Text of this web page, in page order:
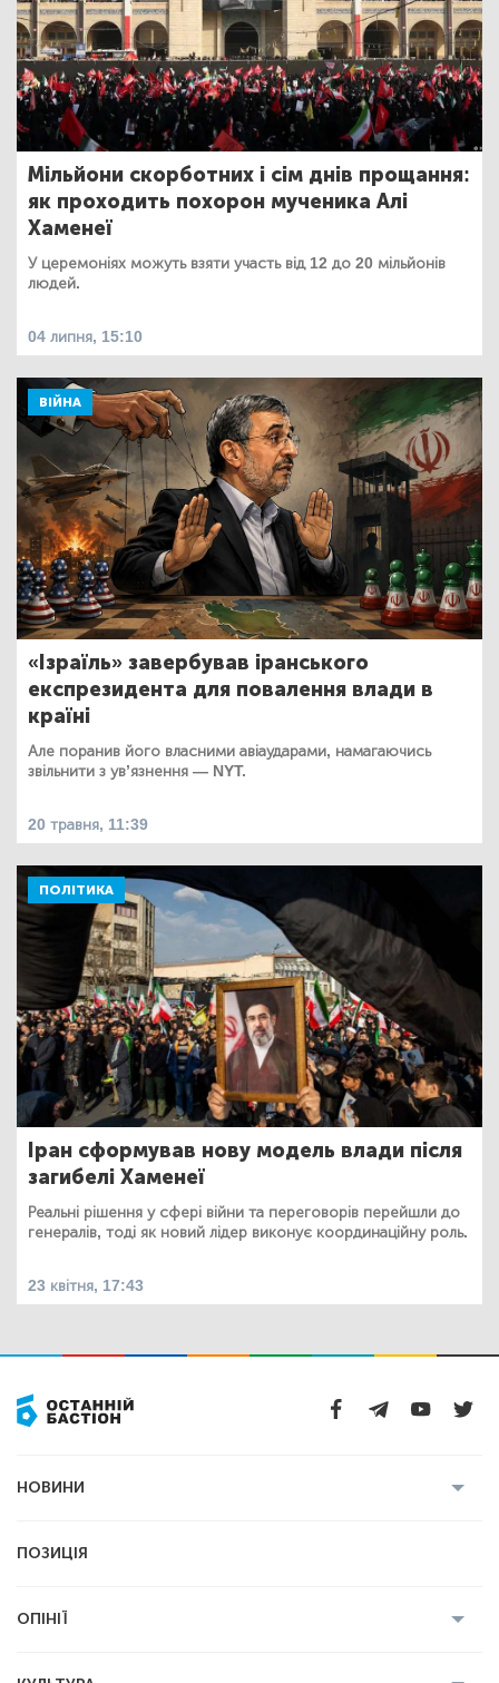
Мільйони скорботних і сім днів прощання:
як проходить похорон мученика Алі
Хаменеї
У церемоніях можуть взяти участь від 12 до 20 мільйонів
людей.
04 липня, 15:10
ВІЙНА
«Ізраїль» завербував іранського
експрезидента для повалення влади в
країні
Але поранив його власними авіаударами, намагаючись
звільнити з ув’язнення — NYT.
20 травня, 11:39
ПОЛІТИКА
Іран сформував нову модель влади після
загибелі Хаменеї
Реальні рішення у сфері війни та переговорів перейшли до
генералів, тоді як новий лідер виконує координаційну роль.
23 квітня, 17:43
НОВИНИ
Економіка
ПОЗИЦІЯ
ОПІНІЇ